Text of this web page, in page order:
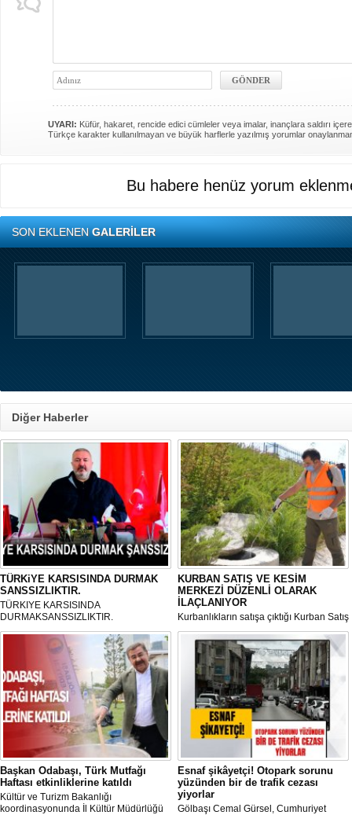
UYARI: Küfür, hakaret, rencide edici cümleler veya imalar, inançlara saldırı
Türkçe karakter kullanılmayan ve büyük harflerle yazılmış yorumlar
Bu habere henüz yorum
SON EKLENENGALERİLER
Diğer Haberler
TÜRKiYE KARSISINDA DURMAK
SANSSIZLIKTIR.
TÜRKIYE KARSISINDA
DURMAKSANSSIZLIKTIR.
KURBAN SATIŞ VE KESİM
MERKEZİ DÜZENLİ OLARAK
İLAÇLANIYOR
Kurbanlıkların satışa çıktığı Kurban Satış
ve Kesim Merkezi, haşere ve
mikropların önüne geçilmesi amacıyla
her gün Gölbaşı Belediyesi ekipleri
tarafından düzenli olarak ilaçlanıyor.
Başkan Odabaşı, Türk Mutfağı
Haftası etkinliklerine katıldı
Kültür ve Turizm Bakanlığı
koordinasyonunda İl Kültür Müdürlüğü
Esnaf şikâyetçi! Otopark sorunu
yüzünden bir de trafik cezası
yiyorlar
Gölbaşı Cemal Gürsel, Cumhuriyet